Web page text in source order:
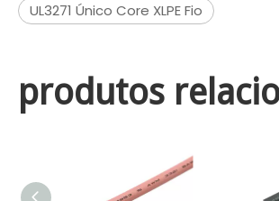
UL3271 Único Core XLPE Fio
produtos